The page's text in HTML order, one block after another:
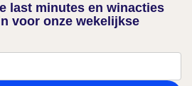
last minutes en winacties
voor onze wekelijkse